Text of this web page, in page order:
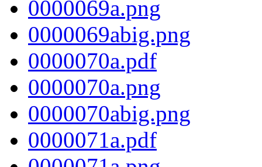
0000069a.png
0000069abig.png
0000070a.pdf
0000070a.png
0000070abig.png
0000071a.pdf